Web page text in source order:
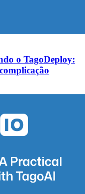
o TagoDeploy: